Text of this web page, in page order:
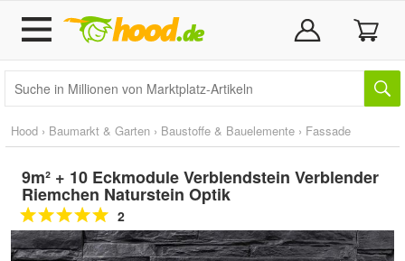
Hood › Baumarkt & Garten › Baustoffe & Bauelemente › Fassade
9m² + 10 Eckmodule Verblendstein Verblender
Riemchen Naturstein Optik
2